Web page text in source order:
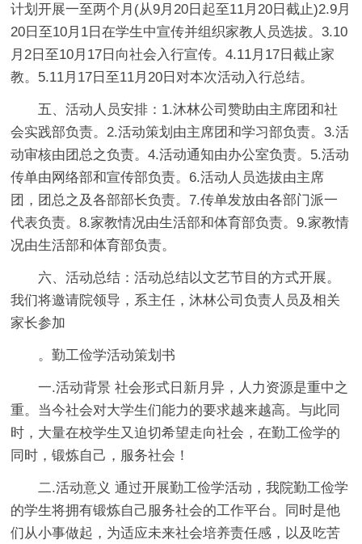
计划开展一至两个月(从9月20日起至11月20日截止)2.9月
20日至10月1日在学生中宣传并组织家教人员选拔。3.10
月2日至10月17日向社会入行宣传。4.11月17日截止家
教。5.11月17日至11月20日对本次活动入行总结。
五、活动人员安排：1.沐林公司赞助由主席团和社
会实践部负责。2.活动策划由主席团和学习部负责。3.活
动审核由团总之负责。4.活动通知由办公室负责。5.活动
传单由网络部和宣传部负责。6.活动人员选拔由主席
团，团总之及各部部长负责。7.传单发放由各部门派一
代表负责。8.家教情况由生活部和体育部负责。9.家教情
况由生活部和体育部负责。
六、活动总结：活动总结以文艺节目的方式开展。
我们将邀请院领导，系主任，沐林公司负责人员及相关
家长参加
。勤工俭学活动策划书
一.活动背景 社会形式日新月异，人力资源是重中之
重。当今社会对大学生们能力的要求越来越高。与此同
时，大量在校学生又迫切希望走向社会，在勤工俭学的
同时，锻炼自己，服务社会！
二.活动意义 通过开展勤工俭学活动，我院勤工俭学
的学生将拥有锻炼自己服务社会的工作平台。同时是他
们从小事做起，为适应未来社会培养责任感，以及吃苦